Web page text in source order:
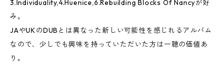
3.Individuality,4.Huenice,6.Rebuilding Blocks Of Nancyが好
み。
JAやUKのDUBとは異なった新しい可能性を感じれるアルバム
なので、少しでも興味を持っていただいた方は一聴の価値あ
り。